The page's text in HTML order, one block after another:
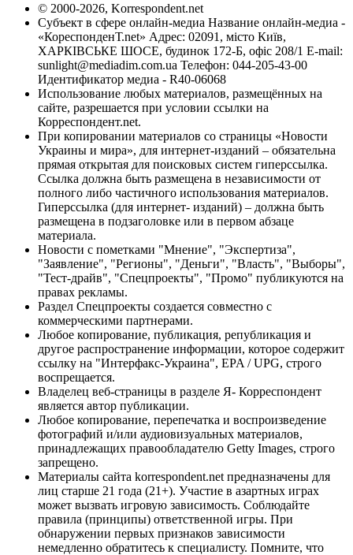
© 2000-2026, Korrespondent.net
Субъект в сфере онлайн-медиа Название онлайн-медиа -
«КореспонденТ.net» Адрес: 02091, місто Київ,
ХАРКІВСЬКЕ ШОСЕ, будинок 172-Б, офіс 208/1 E-mail:
sunlight@mediadim.com.ua Телефон: 044-205-43-00
Идентификатор медиа - R40-06068
Использование любых материалов, размещённых на
сайте, разрешается при условии ссылки на
Корреспондент.net.
При копировании материалов со страницы «Новости
Украины и мира», для интернет-изданий – обязательна
прямая открытая для поисковых систем гиперссылка.
Ссылка должна быть размещена в независимости от
полного либо частичного использования материалов.
Гиперссылка (для интернет- изданий) – должна быть
размещена в подзаголовке или в первом абзаце
материала.
Новости с пометками "Мнение", "Экспертиза",
"Заявление", "Регионы", "Деньги", "Власть", "Выборы",
"Тест-драйв", "Спецпроекты", "Промо" публикуются на
правах рекламы.
Раздел Спецпроекты создается совместно с
коммерческими партнерами.
Любое копирование, публикация, републикация и
другое распространение информации, которое содержит
ссылку на "Интерфакс-Украина", EPA / UPG, строго
воспрещается.
Владелец веб-страницы в разделе Я- Корреспондент
является автор публикации.
Любое копирование, перепечатка и воспроизведение
фотографий и/или аудиовизуальных материалов,
принадлежащих правообладателю Getty Images, строго
запрещено.
Материалы сайта korrespondent.net предназначены для
лиц старше 21 года (21+). Участие в азартных играх
может вызвать игровую зависимость. Соблюдайте
правила (принципы) ответственной игры. При
обнаружении первых признаков зависимости
немедленно обратитесь к специалисту. Помните, что